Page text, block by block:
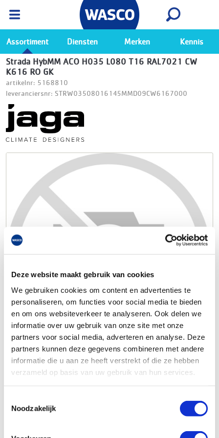
Deze website maakt gebruik van cookies
We gebruiken cookies om content en advertenties te
personaliseren, om functies voor social media te bieden
en om ons websiteverkeer te analyseren. Ook delen we
informatie over uw gebruik van onze site met onze
partners voor social media, adverteren en analyse. Deze
partners kunnen deze gegevens combineren met andere
informatie die u aan ze heeft verstrekt of die ze hebben
verzameld op basis van uw gebruik van hun services.
Noodzakelijk
Ga naar de Wasco app
Bekijk
Assortiment Diensten Merken Kennis
Strada HybMM ACO H035 L080 T16 RAL7021 CW
K616 RO GK
artikelnr: 5168810
leveranciersnr: STRW03508016145MMD09CW6167000